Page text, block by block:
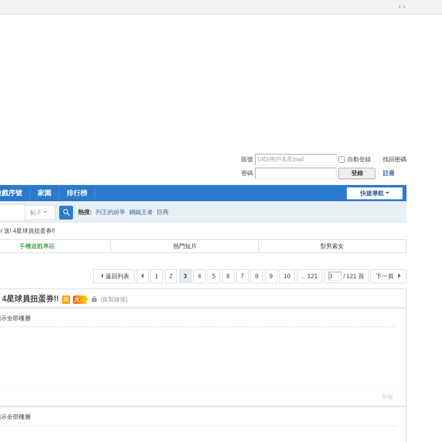
切
賬號 自動登錄
找回密碼
密碼
登錄 註冊
快捷導航
戲序號 家園 排行榜
帖子
索
熱搜: 列王的紛爭 鋼鐵王者 巨商
送! 4星球員扭蛋券!!
手機遊戲專區 熱門短片 型男索女
1 2 3 4 5 6 7 8 9 10 ... 121 / 121 頁 下一頁
返回列表
星球員扭蛋券!! 薦 火... [複製鏈接]
全部樓層
舉報
全部樓層